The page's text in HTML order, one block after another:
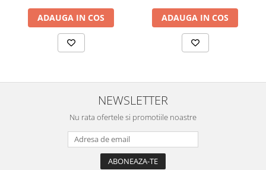
ADAUGA IN COS ADAUGA IN COS
NEWSLETTER
Nu rata ofertele si promotiile noastre